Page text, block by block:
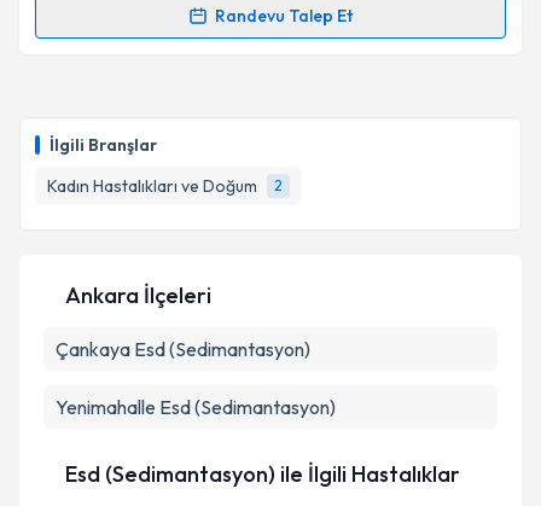
İlgili Branşlar
Kadın Hastalıkları ve Doğum
2
kapsamda işlenmesini kabul ediyorum.
Randevu Talep Et
Randevu Takvimi Talebi
almanız için bir takvim hazırlandığında e-posta ile
bilgilendireceğiz.
E-posta Adresiniz
Kişisel verilerimin işlenmesine ilişkin
kapsamda işlenmesini kabul ediyorum.
Takvim Talebini Gönder
Ankara İlçeleri
Çankaya Esd (Sedimantasyon)
Yenimahalle Esd (Sedimantasyon)
Esd (Sedimantasyon) ile İlgili Hastalıklar